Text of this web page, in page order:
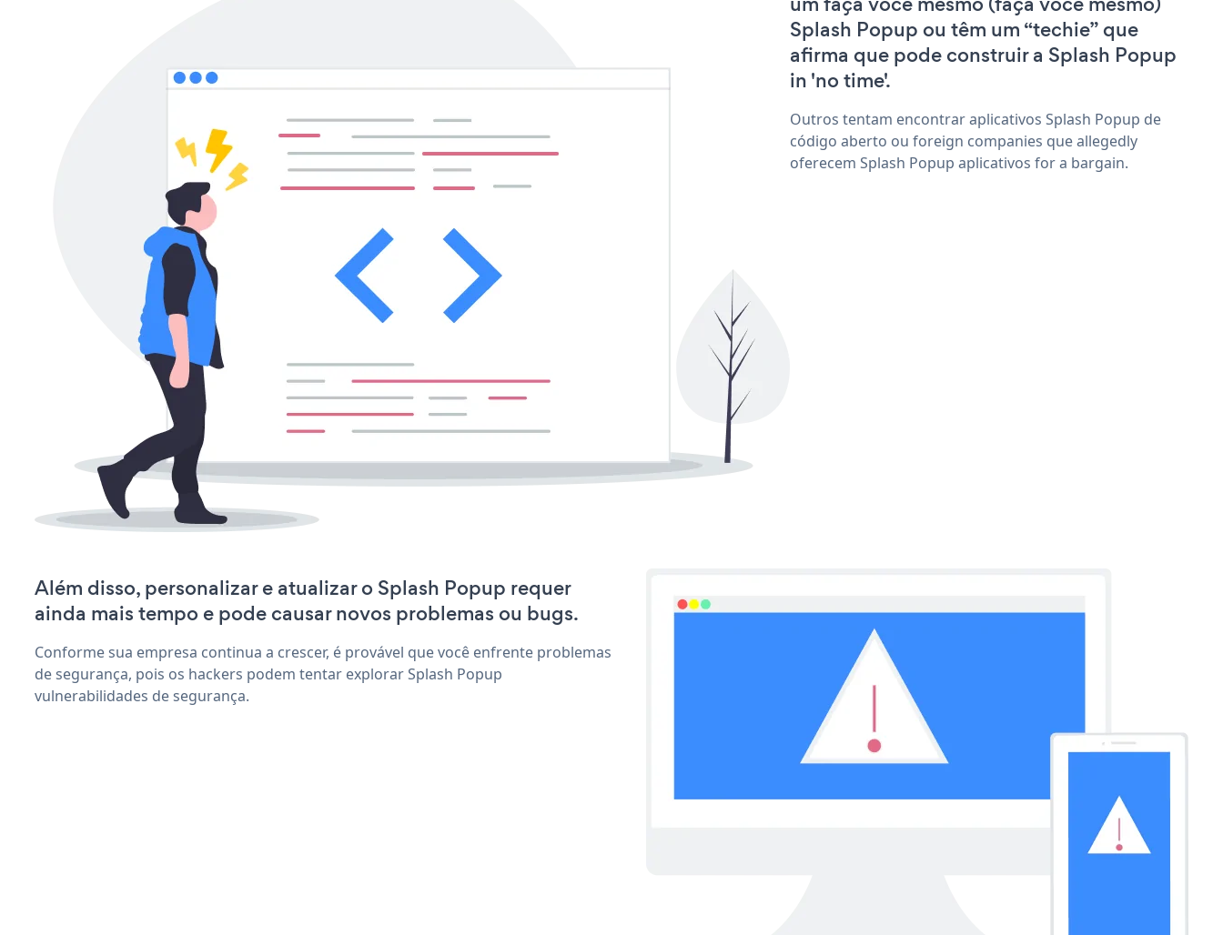
Splash Popup ou têm um “techie” que
afirma que pode construir a Splash Popup
in 'no time'.
Outros tentam encontrar aplicativos Splash Popup de
código aberto ou foreign companies que allegedly
oferecem Splash Popup aplicativos for a bargain.
Além disso, personalizar e atualizar o Splash Popup requer
ainda mais tempo e pode causar novos problemas ou bugs.
Conforme sua empresa continua a crescer, é provável que você enfrente problemas
de segurança, pois os hackers podem tentar explorar Splash Popup
vulnerabilidades de segurança.